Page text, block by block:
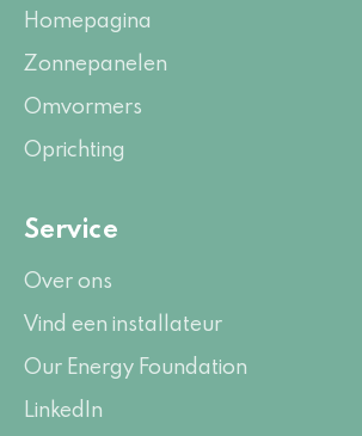
Homepagina
Zonnepanelen
Omvormers
Oprichting
Service
Over ons
Vind een installateur
Our Energy Foundation
LinkedIn